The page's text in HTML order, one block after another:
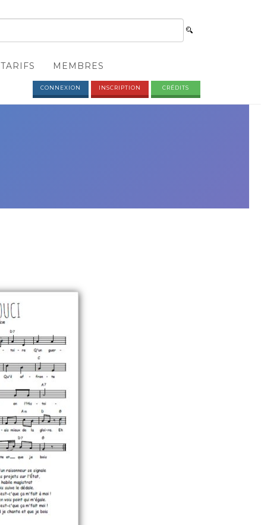
TARIFS MEMBRES
CONNEXION INSCRIPTION CRÉDITS